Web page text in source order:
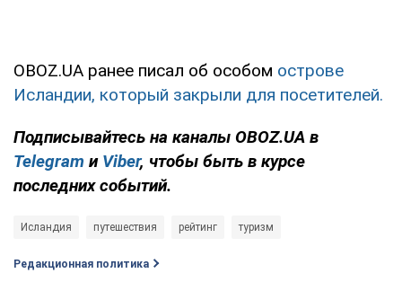
OBOZ.UA ранее писал об особом острове
Исландии, который закрыли для посетителей.
Подписывайтесь на каналы OBOZ.UA в
Telegram и Viber, чтобы быть в курсе
последних событий.
Исландия путешествия рейтинг туризм
Редакционная политика